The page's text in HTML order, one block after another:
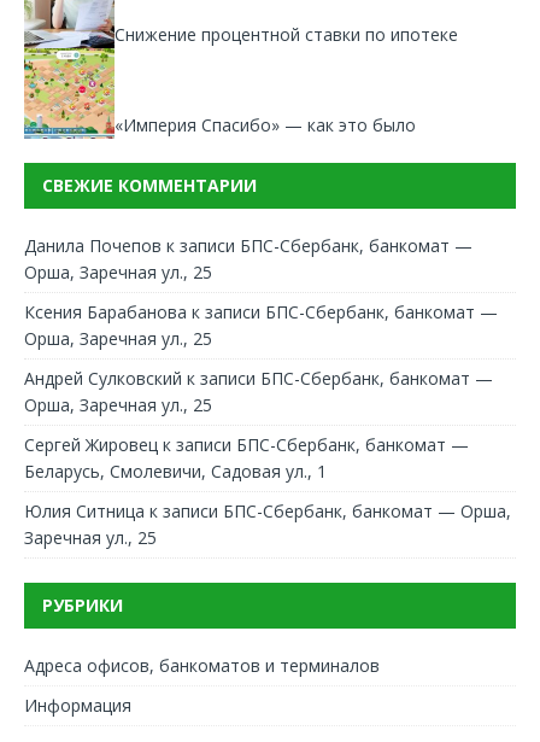
Снижение процентной ставки по ипотеке
«Империя Спасибо» — как это было
СВЕЖИЕ КОММЕНТАРИИ
Данила Почепов к записи БПС-Сбербанк, банкомат —
Орша, Заречная ул., 25
Ксения Барабанова к записи БПС-Сбербанк, банкомат —
Орша, Заречная ул., 25
Андрей Сулковский к записи БПС-Сбербанк, банкомат —
Орша, Заречная ул., 25
Сергей Жировец к записи БПС-Сбербанк, банкомат —
Беларусь, Смолевичи, Садовая ул., 1
Юлия Ситница к записи БПС-Сбербанк, банкомат — Орша,
Заречная ул., 25
РУБРИКИ
Адреса офисов, банкоматов и терминалов
Информация